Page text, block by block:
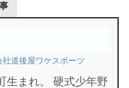
社道後屋ワケスポーツ
生まれ。 硬式少年野